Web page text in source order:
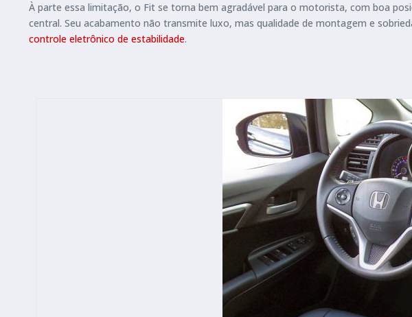
À parte essa limitação, o Fit se torna bem agradável para o motorista, com boa
central. Seu acabamento não transmite luxo, mas qualidade de montagem e
controle eletrônico de estabilidade.